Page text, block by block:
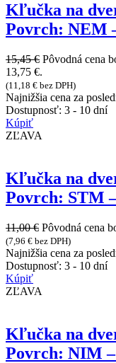
Kľučka na
Povrch: NEM
15,45€ Pôvodná cena
13,75 €.
(11,18 € bez DPH)
Najnižšia cena za
Dostupnosť: 3 - 10 dní
Kúpiť
ZĽAVA
Kľučka na
Povrch: STM
11,00€ Pôvodná cena
(7,96 € bez DPH)
Najnižšia cena za
Dostupnosť: 3 - 10 dní
Kúpiť
ZĽAVA
Kľučka na
Povrch: NIM